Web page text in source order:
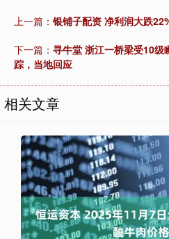
上一篇： 银铺子配资 净利润大跌
下一篇： 寻牛堂 浙江一桥梁受10级
踪，当地回应
相关文章